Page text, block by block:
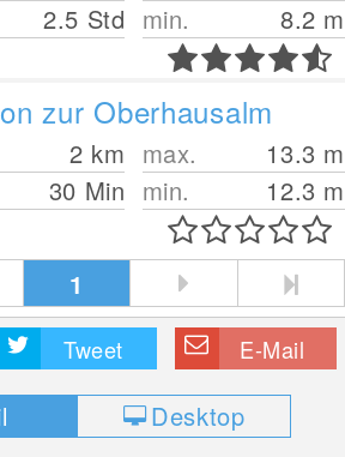
2.5 Std min.
8.2 m
zur Oberhausalm
2 km
30 Min
max. 13.3 m
min.
12.3 m
1
Tweet E-Mail
Desktop